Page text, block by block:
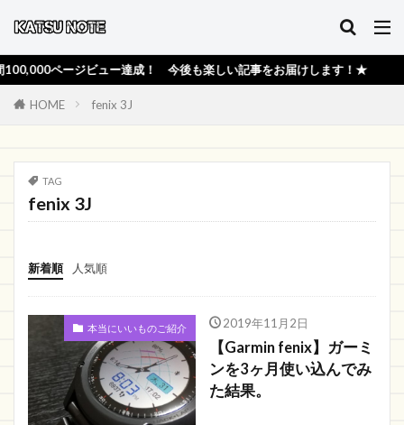
ページビュー達成！ 今後も楽しい記事をお届けします！★
HOME fenix 3J
TAG
fenix 3J
新着順 人気順
本当にいいものご紹介 2019年11月2日
【Garmin fenix】ガーミ
ンを3ヶ月使い込んでみ
た結果。